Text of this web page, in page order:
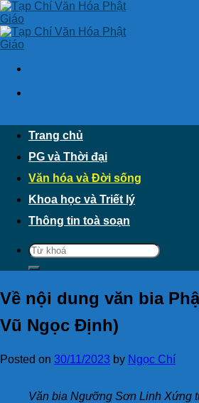
Skip
to
content
Trang chủ
PG và Thời đại
Văn hóa và Đời sống
Khoa học và Triết lý
Thông tin toà soạn
Về nội dung văn bia
Vũ Ngọc Định)
Posted on 30/11/2023 by Ngọc Chí
Văn bia Ngưỡng Sơn Linh Xứng